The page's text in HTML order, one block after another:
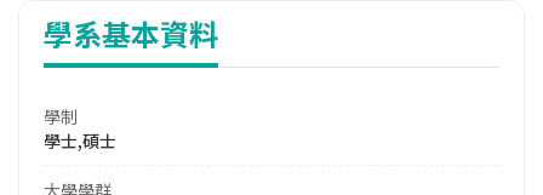
學系基本資料
學制
學士,碩士
大學學群